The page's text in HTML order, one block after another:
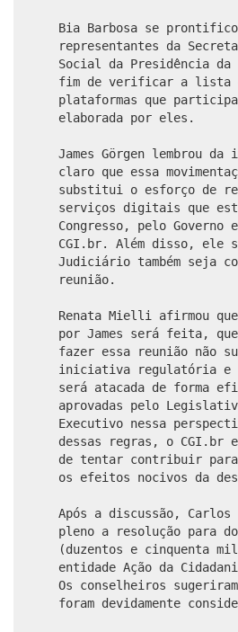
Bia Barbosa se
representantes da
Social da Presidência da
fim de verificar a lista
plataformas que
elaborada por eles.
James Görgen lembrou
claro que essa
substitui o esforço de
serviços digitais que
Congresso, pelo
CGI.br. Além disso, ele
Judiciário também seja
reunião.
Renata Mielli afirmou
por James será feita,
fazer essa reunião não
iniciativa regulatória e a
será atacada de forma
aprovadas pelo
Executivo nessa
dessas regras, o CGI.br
de tentar contribuir para
os efeitos nocivos da
Após a discussão, Carlos
pleno a resolução para
(duzentos e cinquenta
entidade Ação da
Os conselheiros
foram devidamente